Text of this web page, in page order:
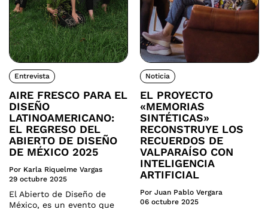
Entrevista
AIRE FRESCO PARA EL
DISEÑO
LATINOAMERICANO:
EL REGRESO DEL
ABIERTO DE DISEÑO
DE MÉXICO 2025
Por Karla Riquelme Vargas
29 octubre 2025
El Abierto de Diseño de
México, es un evento que
Noticia
EL PROYECTO
«MEMORIAS
SINTÉTICAS»
RECONSTRUYE LOS
RECUERDOS DE
VALPARAÍSO CON
INTELIGENCIA
ARTIFICIAL
Por Juan Pablo Vergara
06 octubre 2025